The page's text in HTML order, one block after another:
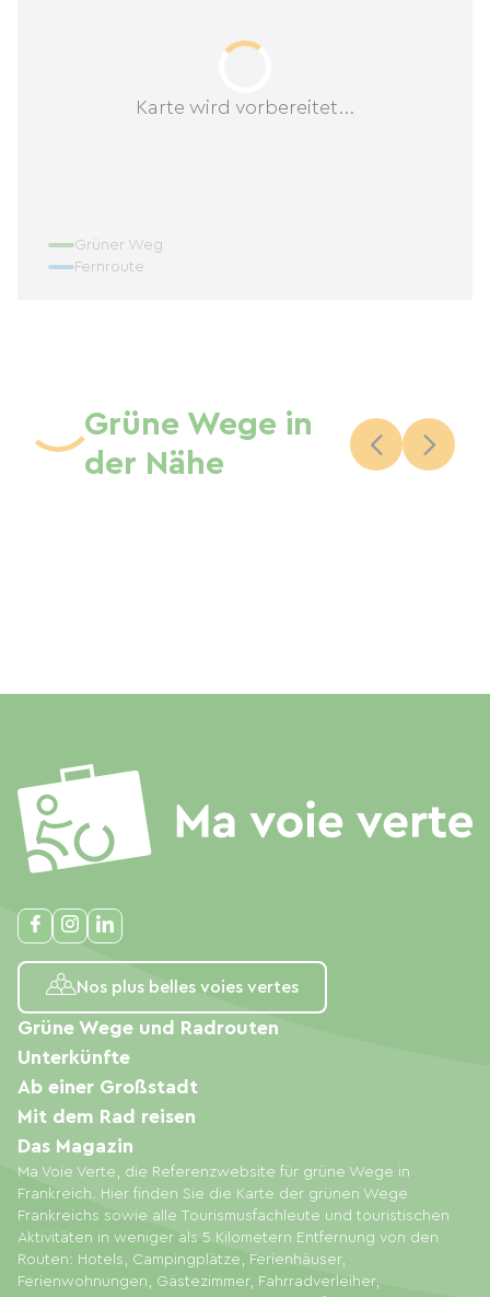
Karte wird vorbereitet...
Grüner Weg
Fernroute
Grüne Wege in
der Nähe
Nos plus belles voies vertes
Ma Voie Verte, die Referenzwebsite für grüne Wege in
Frankreich. Hier finden Sie die Karte der grünen Wege
Frankreichs sowie alle Tourismusfachleute und touristischen
Aktivitäten in weniger als 5 Kilometern Entfernung von den
Routen: Hotels, Campingplätze, Ferienhäuser,
Ferienwohnungen, Gästezimmer, Fahrradverleiher,
Grüne Wege und Radrouten
Unterkünfte
Ab einer Großstadt
Mit dem Rad reisen
Das Magazin